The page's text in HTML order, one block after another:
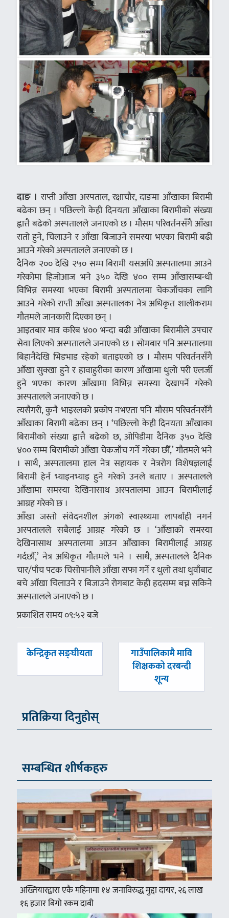
दाङ । राप्ती आँखा अस्पताल, रक्षाचौर, दाङमा आँखाका बिरामी
बढेका छन् । पछिल्लो केही दिनयता आँखाका बिरामीको संख्या
ह्वात्तै बढेको अस्पतालले जनाएको छ । मौसम परिवर्तनसँगै आँखा
रातो हुने, चिलाउने र आँखा बिजाउने समस्या भएका बिरामी बढी
आउने गरेको अस्पतालले जनाएको छ ।
दैनिक २०० देखि २५० सम्म बिरामी यसअघि अस्पतालमा आउने
गरेकोमा हिजोआज भने ३५० देखि ४०० सम्म आँखासम्बन्धी
विभिन्न समस्या भएका बिरामी अस्पतालमा चेकजाँचका लागि
आउने गरेको राप्ती आँखा अस्पतालका नेत्र अधिकृत शालीकराम
गौतमले जानकारी दिएका छन् ।
आइतबार मात्र करिब ४०० भन्दा बढी आँखाका बिरामीले उपचार
सेवा लिएको अस्पतालले जनाएको छ । सोमबार पनि अस्पतालमा
बिहानैदेखि भिडभाड रहेको बताइएको छ । मौसम परिवर्तनसँगै
आँखा सुक्खा हुने र हावाहुरीका कारण आँखामा धुलो परी एलर्जी
हुने भएका कारण आँखामा विभिन्न समस्या देखापर्ने गरेको
अस्पतालले जनाएको छ ।
त्यसैगरी, कुनै भाइरलको प्रकोप नभएता पनि मौसम परिवर्तनसँगै
आँखाका बिरामी बढेका छन् । ‘पछिल्लो केही दिनयता आँखाका
बिरामीको संख्या ह्वात्तै बढेको छ, ओपिडीमा दैनिक ३५० देखि
४०० सम्म बिरामीको आँखा चेकजाँच गर्ने गरेका छौँ,’ गौतमले भने
। साथै, अस्पतालमा हाल नेत्र सहायक र नेत्ररोग विशेषज्ञलाई
बिरामी हेर्न भ्याइनभ्याइ हुने गरेको उनले बताए । अस्पतालले
आँखामा समस्या देखिनासाथ अस्पतालमा आउन बिरामीलाई
आग्रह गरेको छ ।
आँखा जस्तो संवेदनशील अंगको स्वास्थ्यमा लापर्बाही नगर्न
अस्पतालले सबैलाई आग्रह गरेको छ । ‘आँखाको समस्या
देखिनासाथ अस्पतालमा आउन आँखाका बिरामीलाई आग्रह
गर्दछौँ,’ नेत्र अधिकृत गौतमले भने । साथै, अस्पतालले दैनिक
चार/पाँच पटक चिसोपानीले आँखा सफा गर्ने र धुलो तथा धुवाँबाट
बचे आँखा चिलाउने र बिजाउने रोगबाट केही हदसम्म बच्न सकिने
अस्पतालले जनाएको छ ।
प्रकाशित समय ०९:५२ बजे
पछिल्लाे
केन्द्रिकृत सङ्घीयता
अघिल्लाे
-
गाउँपालिकामै मावि
शिक्षकको दरबन्दी
शून्य
प्रतिक्रिया दिनुहोस्
सम्बन्धित शीर्षकहरु
अख्तियारद्वारा एकै महिनामा १४ जनाविरुद्ध मुद्दा दायर, २६ लाख
१६ हजार बिगो रकम दाबी